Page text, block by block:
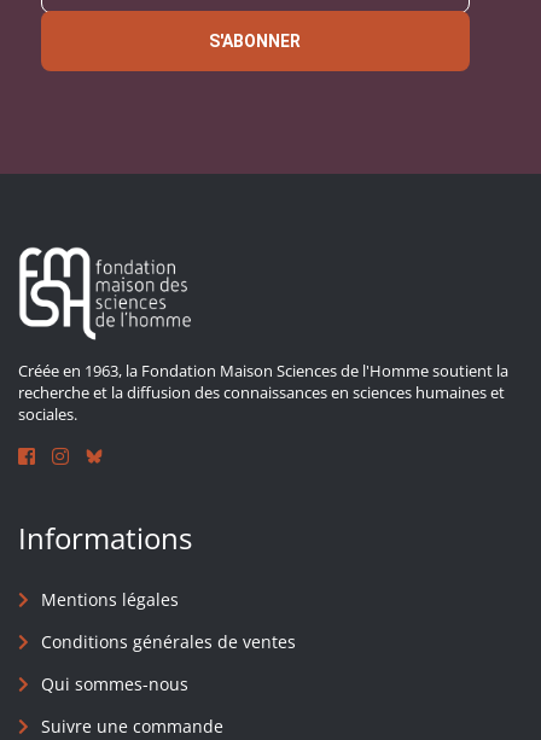
S'ABONNER
Créée en 1963, la Fondation Maison Sciences de l'Homme soutient la
recherche et la diffusion des connaissances en sciences humaines et
sociales.
Informations
Mentions légales
Conditions générales de ventes
Qui sommes-nous
Suivre une commande